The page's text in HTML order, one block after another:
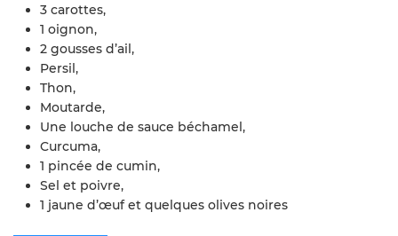
3 carottes,
1 oignon,
2 gousses d’ail,
Persil,
Thon,
Moutarde,
Une louche de sauce béchamel,
Curcuma,
1 pincée de cumin,
Sel et poivre,
1 jaune d’œuf et quelques olives noires